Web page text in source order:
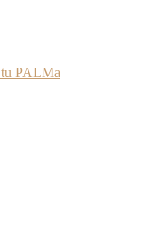
tu PALMa